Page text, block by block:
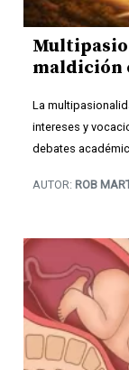
maldición
La
intereses y
debates
AUTOR: ROB